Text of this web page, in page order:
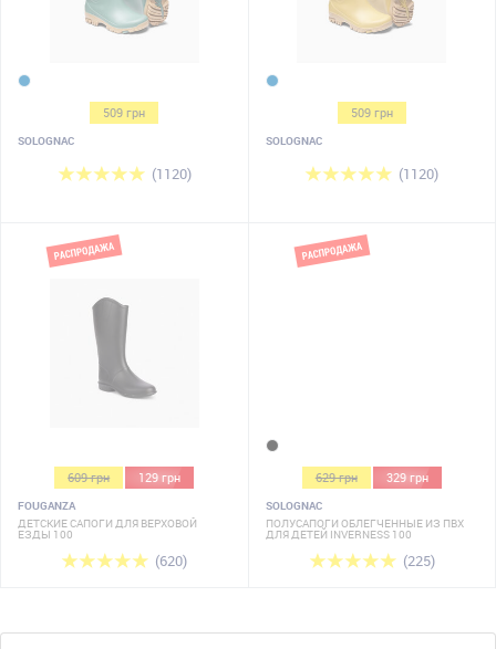
509 грн
SOLOGNAC
(1120)
509 грн
SOLOGNAC
(1120)
609 грн 129 грн
FOUGANZA
ДЕТСКИЕ САПОГИ ДЛЯ ВЕРХОВОЙ
ЕЗДЫ 100
(620)
629 грн 329 грн
SOLOGNAC
ПОЛУСАПОГИ ОБЛЕГЧЕННЫЕ ИЗ ПВХ
ДЛЯ ДЕТЕЙ INVERNESS 100
(225)